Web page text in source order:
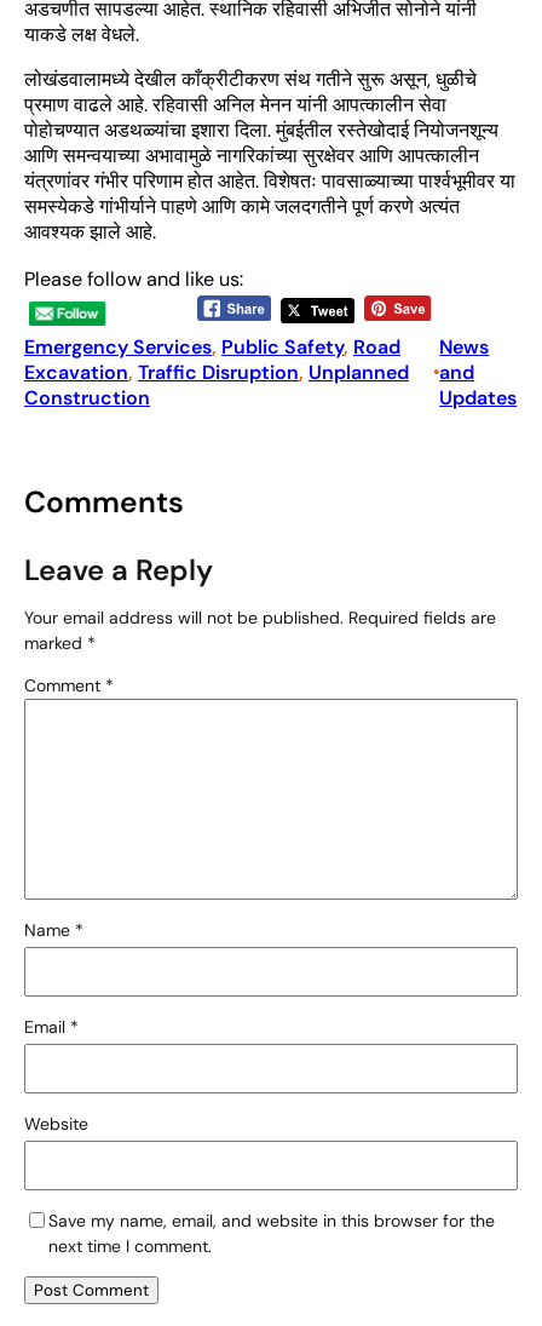
अडचणीत सापडल्या आहेत. स्थानिक रहिवासी अभिजीत सोनोने यांनी
याकडे लक्ष वेधले.
लोखंडवालामध्ये देखील काँक्रीटीकरण संथ गतीने सुरू असून, धुळीचे
प्रमाण वाढले आहे. रहिवासी अनिल मेनन यांनी आपत्कालीन सेवा
पोहोचण्यात अडथळ्यांचा इशारा दिला. मुंबईतील रस्तेखोदाई नियोजनशून्य
आणि समन्वयाच्या अभावामुळे नागरिकांच्या सुरक्षेवर आणि आपत्कालीन
यंत्रणांवर गंभीर परिणाम होत आहेत. विशेषतः पावसाळ्याच्या पार्श्वभूमीवर या
समस्येकडे गांभीर्याने पाहणे आणि कामे जलदगतीने पूर्ण करणे अत्यंत
आवश्यक झाले आहे.
Please follow and like us:
Emergency Services, Public Safety, Road
Excavation, Traffic Disruption, Unplanned
Construction
•
News
and
Updates
Comments
Leave a Reply
Your email address will not be published. Required fields are
marked *
Comment *
Name *
Email *
Website
Save my name, email, and website in this browser for the
next time I comment.